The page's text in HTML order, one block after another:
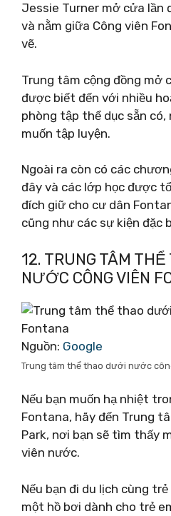
Jessie Turner mở cửa lần
và nằm giữa Công viên
vẽ.
Trung tâm cộng đồng mở
được biết đến với nhiều
phòng tập thể dục sẵn có,
muốn tập luyện.
Ngoài ra còn có các
đây và các lớp học được
đích giữ cho cư dân
cũng như các sự kiện đặc
12. TRUNG TÂM
NƯỚC CÔNG VIÊN
Nguồn: Google
Trung tâm thể thao dưới nước
Nếu bạn muốn hạ nhiệt
Fontana, hãy đến Trung
Park, nơi bạn sẽ tìm thấy
viên nước.
Nếu bạn đi du lịch cùng
một hồ bơi dành cho trẻ